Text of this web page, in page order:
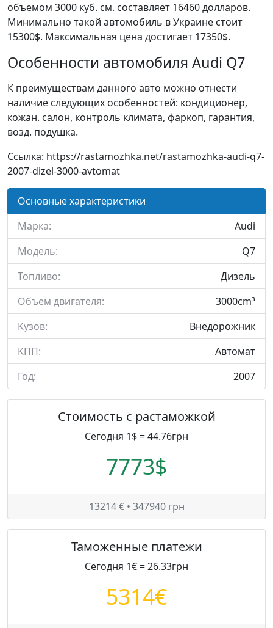
объемом 3000 куб. см. составляет 16460 долларов.
Минимально такой автомобиль в Украине стоит
15300$. Максимальная цена достигает 17350$.
Особенности автомобиля Audi Q7
К преимуществам данного авто можно отнести
наличие следующих особенностей: кондиционер,
кожан. салон, контроль климата, фаркоп, гарантия,
возд. подушка.
Ссылка: https://rastamozhka.net/rastamozhka-audi-q7-
2007-dizel-3000-avtomat
Основные характеристики
Марка:
Audi
Модель:
Q7
Топливо:
Дизель
Объем двигателя:
3000cm³
Кузов:
Внедорожник
КПП:
Автомат
Год:
2007
Стоимость с растаможкой
Сегодня 1$ = 44.76грн
7773$
13214 € • 347940 грн
Таможенные платежи
Сегодня 1€ = 26.33грн
5314€